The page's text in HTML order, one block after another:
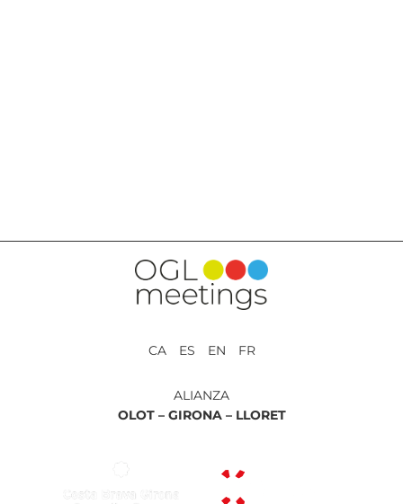
CA ES EN FR
ALIANZA
OLOT – GIRONA – LLORET